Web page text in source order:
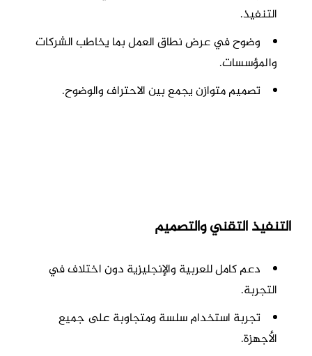
التنفيذ.
وضوح في عرض نطاق العمل بما يخاطب الشركات
والمؤسسات.
تصميم متوازن يجمع بين الاحتراف والوضوح.
التنفيذ التقني والتصميم
دعم كامل للعربية والإنجليزية دون اختلاف في
التجربة.
تجربة استخدام سلسة ومتجاوبة على جميع
الأجهزة.